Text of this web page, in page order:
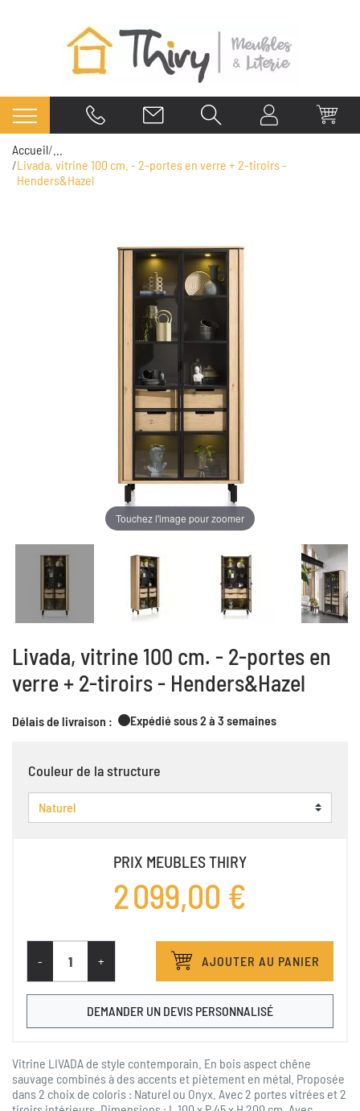
Accueil
Livada, vitrine 100 cm. - 2-portes en verre + 2-tiroirs -
Henders&Hazel
Touchez l'image pour zoomer
Livada, vitrine 100 cm. - 2-portes en
verre + 2-tiroirs - Henders&Hazel
Délais de livraison : Expédié sous 2 à 3 semaines
Couleur de la structure
PRIX MEUBLES THIRY
2 099,00 €
- + AJOUTER AU PANIER
DEMANDER UN DEVIS PERSONNALISÉ
Vitrine LIVADA de style contemporain. En bois aspect chêne
sauvage combinés à des accents et piètement en métal. Proposée
dans 2 choix de coloris : Naturel ou Onyx. Avec 2 portes vitrées et 2